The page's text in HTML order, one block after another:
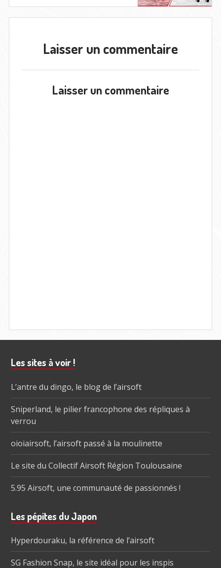
Laisser un commentaire
Laisser un commentaire
Barre
subsidiaire
Les sites à voir !
L’antre du dingo, le blog de l’airsoft
Sniperland, le pilier francophone des répliques à
verrou
oioiairsoft, l’airsoft passé à la moulinette
Le site du Collectif Airsoft Région Toulousaine
5.95 Airsoft, une communauté de passionnés !
Les pépites du Japon
Hyperdouraku, la référence de l’airsoft
SG Fashion Snap, le site idéal pour les inspis